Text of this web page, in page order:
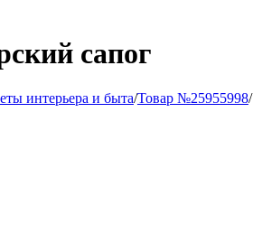
сапог
интерьера и быта/Товар №25955998/